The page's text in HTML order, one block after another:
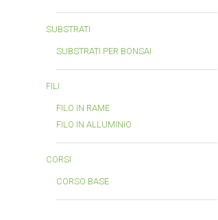
SUBSTRATI
SUBSTRATI PER BONSAI
FILI
FILO IN RAME
FILO IN ALLUMINIO
CORSI
CORSO BASE